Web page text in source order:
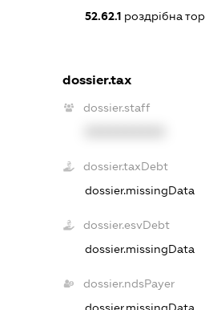
52.62.1 роздрібна
dossier.tax
dossier.staff
dossier.taxDebt
dossier.missingData
dossier.esvDebt
dossier.missingData
dossier.ndsPayer
dossier.missingData